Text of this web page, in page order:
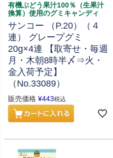
有機ぶどう果汁100％（生果汁
換算）使用のグミキャンディ
サンコー （P.20）（４
連） グレープグミ
20g×4連 【取寄せ・毎週
月・木朝8時半〆⇒火・
金入荷予定】
（No.33089）
販売価格 ¥443税込